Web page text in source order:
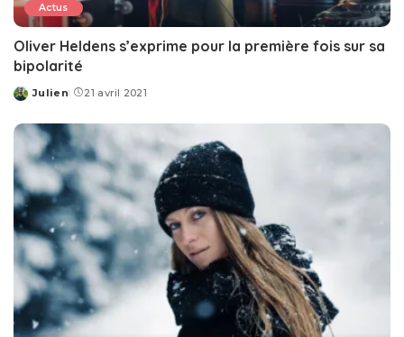
Actus
Oliver Heldens s’exprime pour la première fois sur sa
bipolarité
Posted
Julien 21 avril 2021